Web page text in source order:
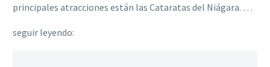
principales atracciones están las Cataratas del Niágara. …
seguir leyendo: